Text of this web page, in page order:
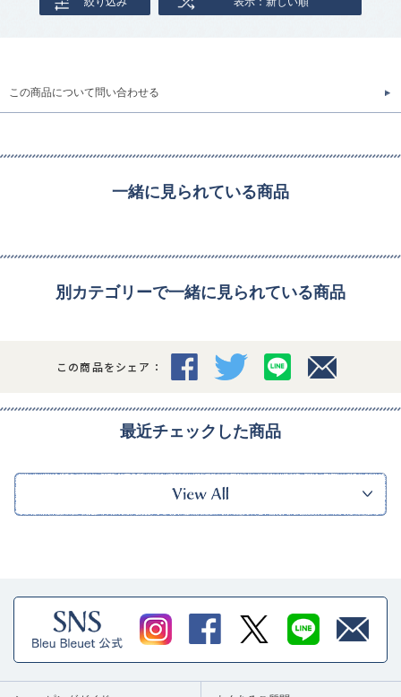
この商品について問い合わせる
一緒に見られている商品
別カテゴリーで一緒に見られている商品
この商品をシェア：
最近チェックした商品